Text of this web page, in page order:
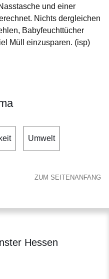
und einer
Nichts dergleichen
Babyfeuchttücher
Müll einzusparen. (isp)
Umwelt
ZUM SEITENANFANG
Hessen